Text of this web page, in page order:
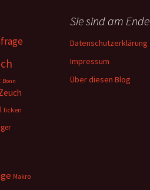
Bonn
ficken
Makro
Sie sind am Ende
Datenschutzerklärung
Impressum
Über diesen Blog